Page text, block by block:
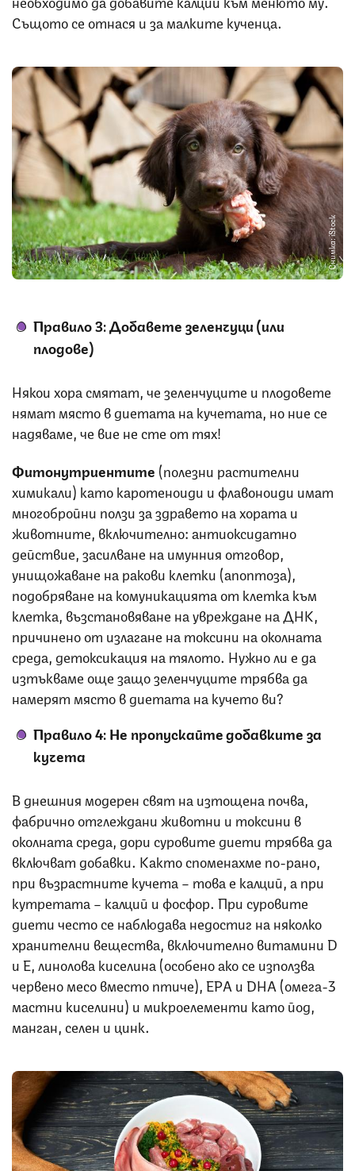
Същото се отнася и за малките кученца.
Снимка: iStock
Правило 3: Добавете зеленчуци (или
плодове)
Някои хора смятат, че зеленчуците и плодовете
нямат място в диетата на кучетата, но ние се
надяваме, че вие не сте от тях!
Фитонутриентите (полезни растителни
химикали) като каротеноиди и флавоноиди имат
многобройни ползи за здравето на хората и
животните, включително: антиоксидатно
действие, засилване на имунния отговор,
унищожаване на ракови клетки (апоптоза),
подобряване на комуникацията от клетка към
клетка, възстановяване на увреждане на ДНК,
причинено от излагане на токсини на околната
среда, детоксикация на тялото. Нужно ли е да
изтъкваме още защо зеленчуците трябва да
намерят място в диетата на кучето ви?
Правило 4: Не пропускайте добавките за
кучета
В днешния модерен свят на изтощена почва,
фабрично отглеждани животни и токсини в
околната среда, дори суровите диети трябва да
включват добавки. Както споменахме по-рано,
при възрастните кучета – това е калций, а при
кутретата – калций и фосфор. При суровите
диети често се наблюдава недостиг на няколко
хранителни вещества, включително витамини D
и E, линолова киселина (особено ако се използва
червено месо вместо птиче), EPA и DHA (омега-3
мастни киселини) и микроелементи като йод,
манган, селен и цинк.